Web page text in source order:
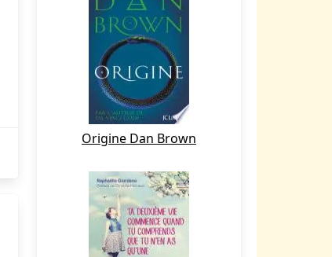
Origine Dan Brown